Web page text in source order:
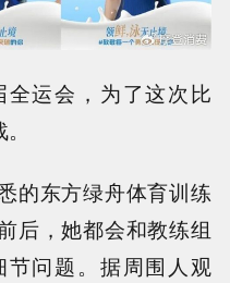
运会，为了这次比
的东方绿舟体育训练
后，她都会和教练组
问题。据周围人观